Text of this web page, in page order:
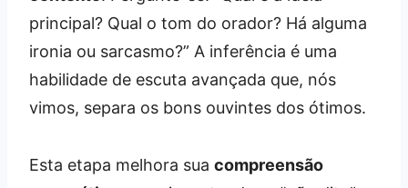
principal? Qual o tom do orador? Há alguma
ironia ou sarcasmo?” A inferência é uma
habilidade de escuta avançada que, nós
vimos, separa os bons ouvintes dos ótimos.
Esta etapa melhora sua compreensão